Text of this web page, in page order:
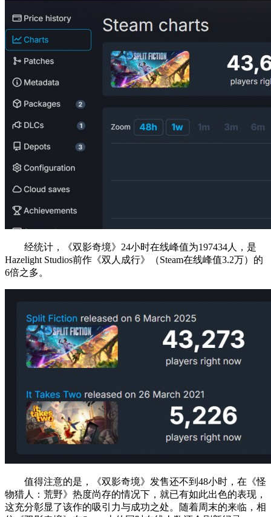
经统计，《双影奇境》24小时在线峰值为197434人，是
Hazelight Studios前作《双人成行》（Steam在线峰值3.2万）的
6倍之多。
值得注意的是，《双影奇境》发售还不到48小时，在《怪
物猎人：荒野》热度尚存的情况下，就已有如此出色的表现，
这充分彰显了该作的吸引力与成功之处。随着周末的来临，相